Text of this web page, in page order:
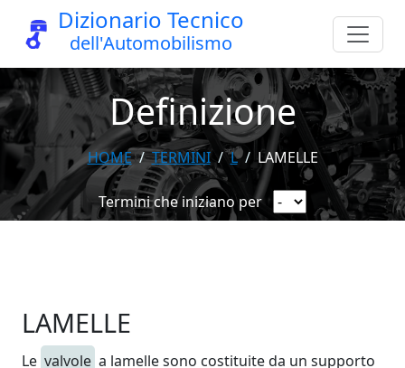
Dizionario Tecnico
dell'Automobilismo
Definizione
HOME TERMINI L LAMELLE
Termini che iniziano per
LAMELLE
Le valvole a lamelle sono costituite da un supporto